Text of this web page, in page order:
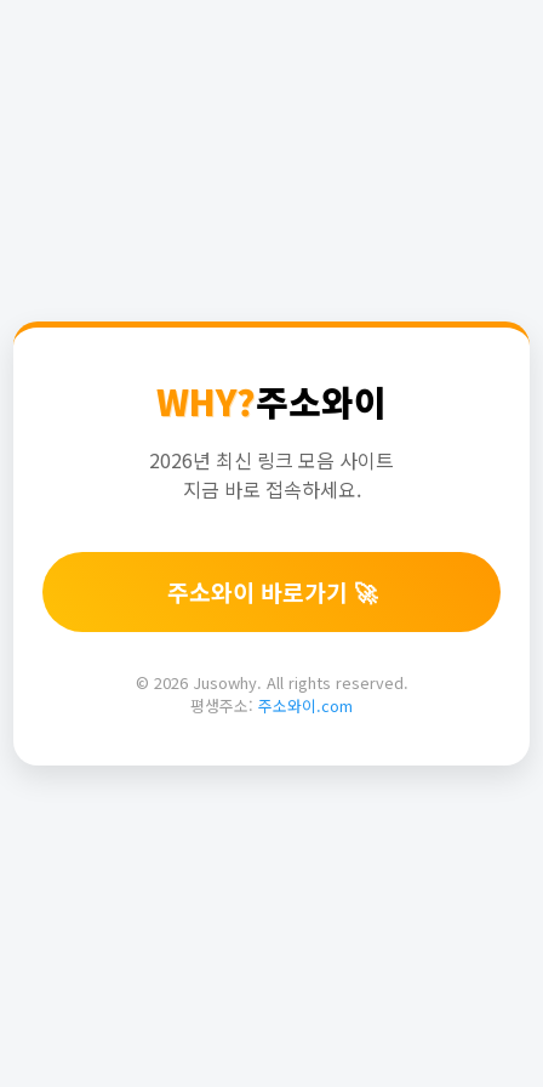
WHY?주소와이
2026년 최신 링크 모음 사이트
지금 바로 접속하세요.
주소와이 바로가기 🚀
© 2026 Jusowhy. All rights reserved.
평생주소: 주소와이.com